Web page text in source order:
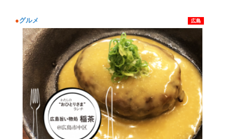
●グルメ 広島